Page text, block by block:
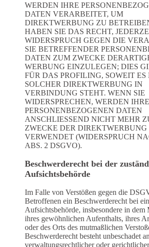
WERDEN IHRE
DATEN VERARBEITET, UM
DIREKTWERBUNG ZU
HABEN SIE DAS RECHT,
WIDERSPRUCH GEGEN DIE
SIE BETREFFENDER
DATEN ZUM ZWECKE
WERBUNG EINZULEGEN; DIES
FÜR DAS PROFILING, SOWEIT ES
SOLCHER DIREKTWERBUNG IN
VERBINDUNG STEHT. WENN SIE
WIDERSPRECHEN, WERDEN IHRE
PERSONENBEZOGENEN DATEN
ANSCHLIESSEND NICHT MEHR
ZWECKE DER DIREKTWERBUNG
VERWENDET (WIDERSPRUCH
ABS. 2 DSGVO).
Beschwerde­recht bei der
Aufsichts­behörde
Im Falle von Verstößen gegen die
Betroffenen ein Beschwerderecht bei
Aufsichtsbehörde, insbesondere in dem
ihres gewöhnlichen Aufenthalts, ihres
oder des Orts des mutmaßlichen
Beschwerderecht besteht unbeschadet
verwaltungsrechtlicher oder